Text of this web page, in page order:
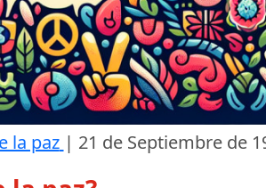
la paz | 21 de Septiembre de